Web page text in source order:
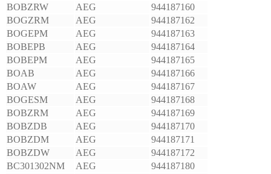
BOBZRW
AEG
944187160
BOGZRM
AEG
944187162
BOGEPM
AEG
944187163
BOBEPB
AEG
944187164
BOBEPM
AEG
944187165
BOAB
AEG
944187166
BOAW
AEG
944187167
BOGESM
AEG
944187168
BOBZRM
AEG
944187169
BOBZDB
AEG
944187170
BOBZDM
AEG
944187171
BOBZDW
AEG
944187172
BC301302NM
AEG 944187180